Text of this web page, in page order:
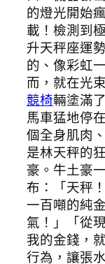
的燈光開始
載！檢測到
升天秤座運
的、像彩虹
而，就在光
競椅輛塗滿
馬車猛地停
個全身肌肉
是林天秤的
豪。牛土豪
布：「天秤
一百噸的純
氣！」「從
我的金錢，
行為，讓張